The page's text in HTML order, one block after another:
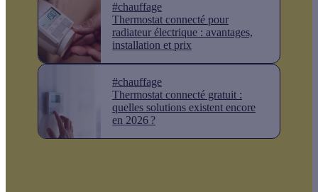
#chauffage
Thermostat connecté pour
radiateur électrique : avantages,
installation et prix
#chauffage
Thermostat connecté gratuit :
quelles solutions existent encore
en 2026 ?